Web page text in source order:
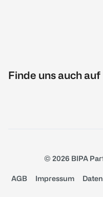
Finde uns auch auf
© 2026 BIPA
AGB Impressum